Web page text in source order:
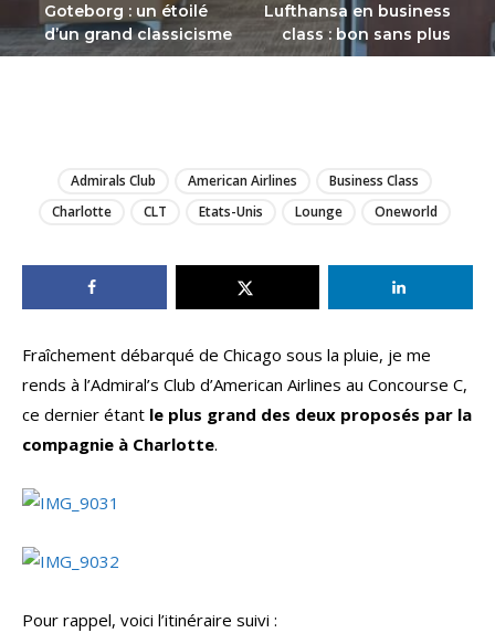
Goteborg : un étoilé
d’un grand classicisme
Lufthansa en business
class : bon sans plus
Admirals Club American Airlines
Business Class
Charlotte
CLT Etats-Unis Lounge Oneworld
Fraîchement débarqué de Chicago sous la pluie, je me
rends à l’Admiral’s Club d’American Airlines au Concourse C,
ce dernier étant le plus grand des deux proposés par la
compagnie à Charlotte.
Pour rappel, voici l’itinéraire suivi :